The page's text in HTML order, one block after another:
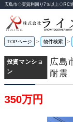
TOPページ 物件検索
投資マンショ
ン
広島
耐震
350万円